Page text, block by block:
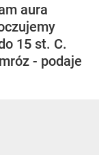
aura
15 st. C.
- podaje